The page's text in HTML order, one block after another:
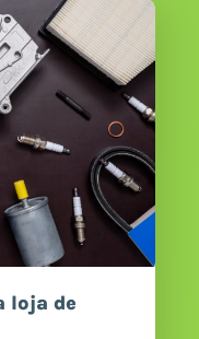
loja de